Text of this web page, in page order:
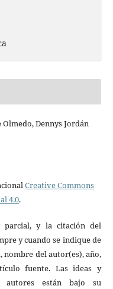
Dennys Jordán
Creative Commons
4.0.
parcial, y la citación del
y cuando se indique de
del autor(es), año,
fuente. Las ideas y
autores están bajo su